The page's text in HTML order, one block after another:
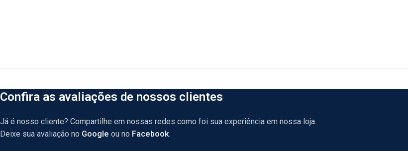
Confira as avaliações de nossos clientes
Já é nosso cliente? Compartilhe em nossas redes como foi sua experiência em nossa loja.
Deixe sua avaliação no Google ou no Facebook.